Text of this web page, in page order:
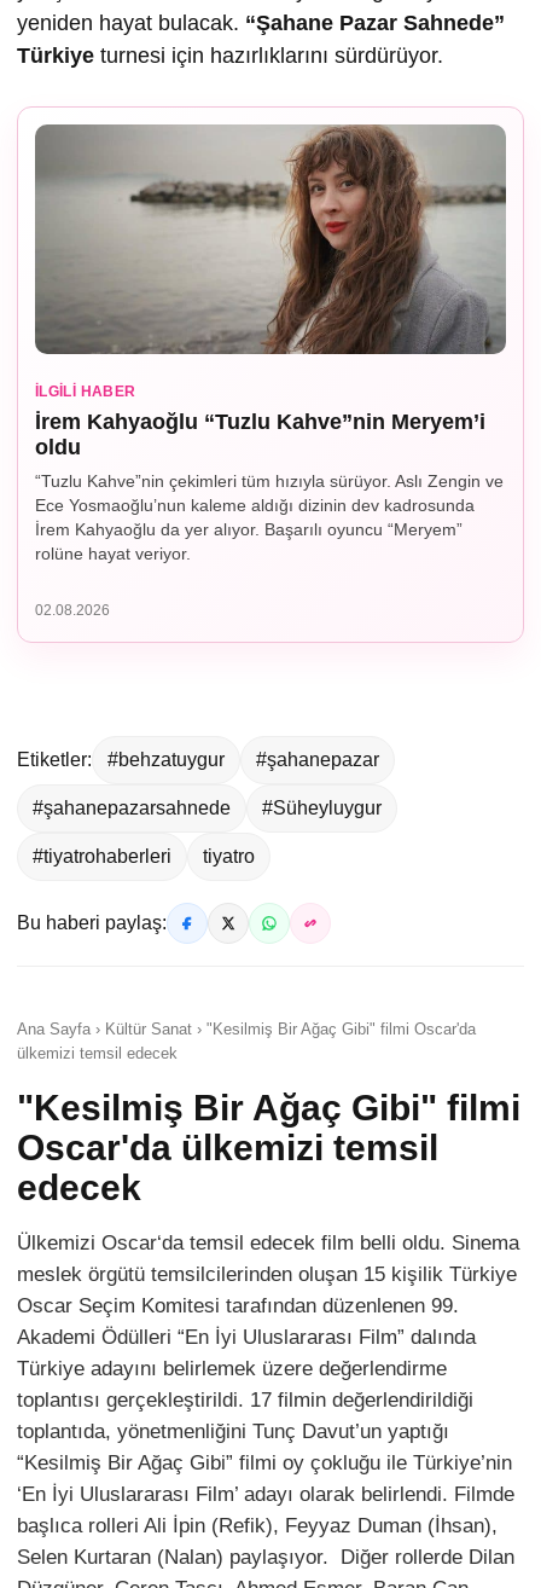
yeniden hayat bulacak. “Şahane Pazar Sahnede”
Türkiye turnesi için hazırlıklarını sürdürüyor.
İLGILI HABER
İrem Kahyaoğlu “Tuzlu Kahve”nin Meryem’i
oldu
“Tuzlu Kahve”nin çekimleri tüm hızıyla sürüyor. Aslı Zengin ve
Ece Yosmaoğlu’nun kaleme aldığı dizinin dev kadrosunda
İrem Kahyaoğlu da yer alıyor. Başarılı oyuncu “Meryem”
rolüne hayat veriyor.
02.08.2026
Etiketler: #behzatuygur #şahanepazar
#şahanepazarsahnede #Süheyluygur
#tiyatrohaberleri tiyatro
Bu haberi paylaş:
Ana Sayfa › Kültür Sanat › "Kesilmiş Bir Ağaç Gibi" filmi Oscar'da
ülkemizi temsil edecek
"Kesilmiş Bir Ağaç Gibi" filmi
Oscar'da ülkemizi temsil
edecek
Ülkemizi Oscar‘da temsil edecek film belli oldu. Sinema
meslek örgütü temsilcilerinden oluşan 15 kişilik Türkiye
Oscar Seçim Komitesi tarafından düzenlenen 99.
Akademi Ödülleri “En İyi Uluslararası Film” dalında
Türkiye adayını belirlemek üzere değerlendirme
toplantısı gerçekleştirildi. 17 filmin değerlendirildiği
toplantıda, yönetmenliğini Tunç Davut’un yaptığı
“Kesilmiş Bir Ağaç Gibi” filmi oy çokluğu ile Türkiye’nin
‘En İyi Uluslararası Film’ adayı olarak belirlendi. Filmde
başlıca rolleri Ali İpin (Refik), Feyyaz Duman (İhsan),
Selen Kurtaran (Nalan) paylaşıyor. Diğer rollerde Dilan